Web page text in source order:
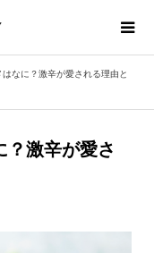
なに？激辛が愛される理由と
激辛が愛さ